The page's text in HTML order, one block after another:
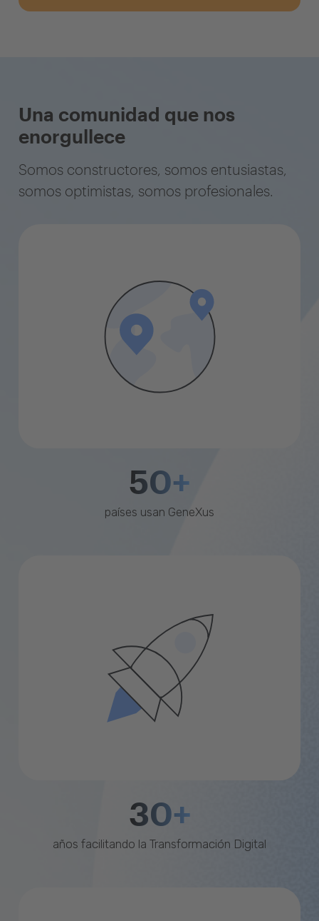
Una comunidad que nos
enorgullece
Somos constructores, somos entusiastas,
somos optimistas, somos profesionales.
50+
países usan GeneXus
30+
años facilitando la Transformación Digital